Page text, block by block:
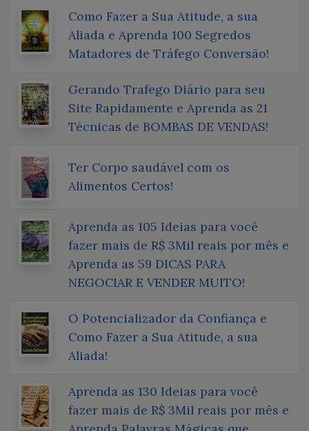
Como Fazer a Sua Atitude, a sua
Aliada e Aprenda 100 Segredos
Matadores de Tráfego Conversão!
Gerando Trafego Diário para seu
Site Rapidamente e Aprenda as 21
Técnicas de BOMBAS DE VENDAS!
Ter Corpo saudável com os
Alimentos Certos!
Aprenda as 105 Ideias para você
fazer mais de R$ 3Mil reais por mês e
Aprenda as 59 DICAS PARA
NEGOCIAR E VENDER MUITO!
O Potencializador da Confiança e
Como Fazer a Sua Atitude, a sua
Aliada!
Aprenda as 130 Ideias para você
fazer mais de R$ 3Mil reais por mês e